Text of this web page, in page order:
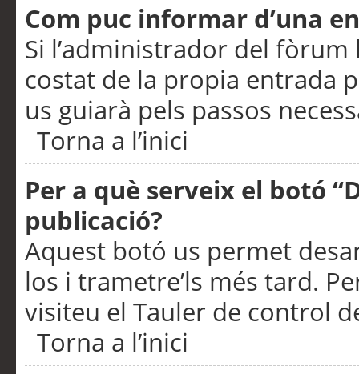
Com puc informar d’una
Si l’administrador del
costat de la propia entrada
us guiarà pels passos
Torna a l’inici
Per a què serveix el botó
publicació?
Aquest botó us permet
los i trametre’ls més tard.
visiteu el Tauler de control
Torna a l’inici